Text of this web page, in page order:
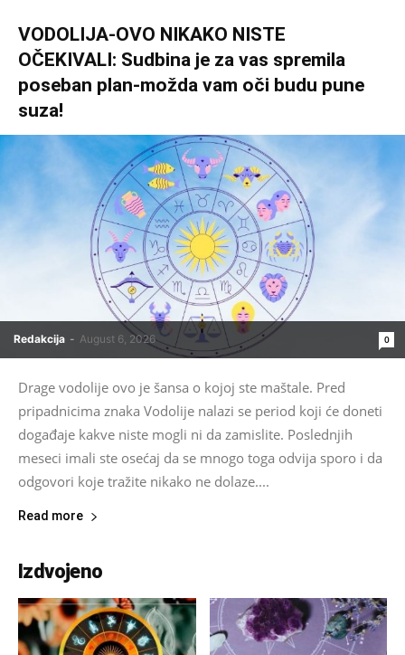
VODOLIJA-OVO NIKAKO NISTE
OČEKIVALI: Sudbina je za vas spremila
poseban plan-možda vam oči budu pune
suza!
Redakcija - August 6, 2026 0
Drage vodolije ovo je šansa o kojoj ste maštale. Pred
pripadnicima znaka Vodolije nalazi se period koji će doneti
događaje kakve niste mogli ni da zamislite. Poslednjih
meseci imali ste osećaj da se mnogo toga odvija sporo i da
odgovori koje tražite nikako ne dolaze....
Read more
Izdvojeno